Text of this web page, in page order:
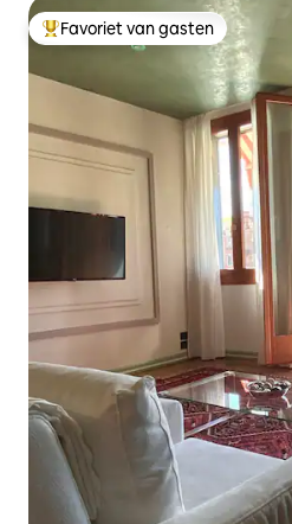
Topfavoriet van gasten
Favoriet van gasten